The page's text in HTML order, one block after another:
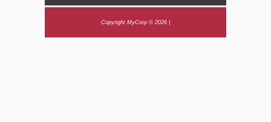
Copyright MyCorp © 2026